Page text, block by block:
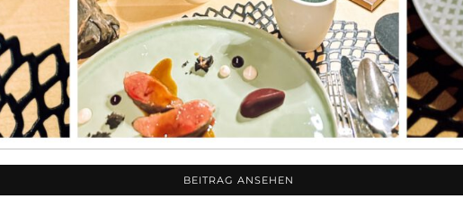
BEITRAG ANSEHEN